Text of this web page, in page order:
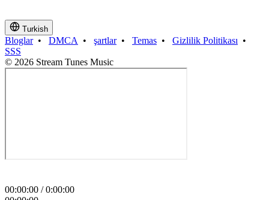
Turkish
Bloglar• DMCA • şartlar• Temas • Gizlilik Politikası •
SSS
© 2026 Stream Tunes Music
00:00:00 / 0:00:00